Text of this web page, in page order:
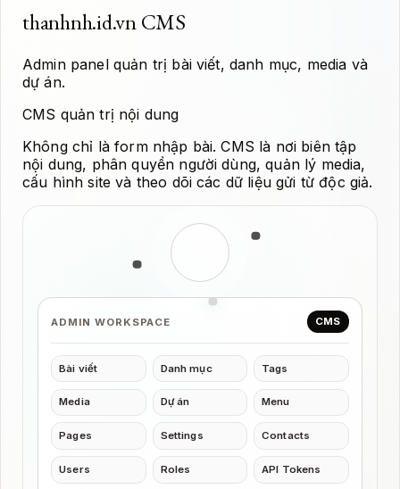
thanhnh.id.vn CMS
Admin panel quản trị bài viết, danh mục, media và
dự án.
CMS quản trị nội dung
Không chỉ là form nhập bài. CMS là nơi biên tập
nội dung, phân quyền người dùng, quản lý media,
cấu hình site và theo dõi các dữ liệu gửi từ độc giả.
ADMIN WORKSPACE CMS
Bài viết Danh mục Tags
Media Dự án Menu
Pages Settings Contacts
Users Roles API Tokens